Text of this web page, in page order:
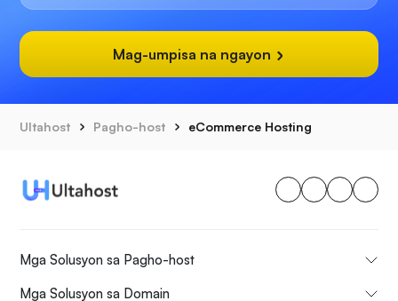
Mag-umpisa na ngayon
Ultahost Pagho-host eCommerce Hosting
Mga Solusyon sa Pagho-host
Mga Solusyon sa Domain